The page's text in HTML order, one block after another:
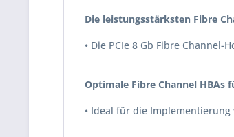
Die leistungsstärksten Fibre
• Die PCIe 8 Gb Fibre
Optimale Fibre Channel HBAs
• Ideal für die